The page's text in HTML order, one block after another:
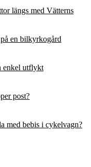
längs med Vätterns
en bilkyrkogård
enkel utflykt
post?
med bebis i cykelvagn?